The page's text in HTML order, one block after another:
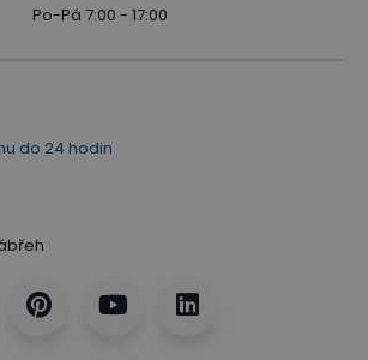
Po-Pá 7:00 - 17:00
do 24 hodin